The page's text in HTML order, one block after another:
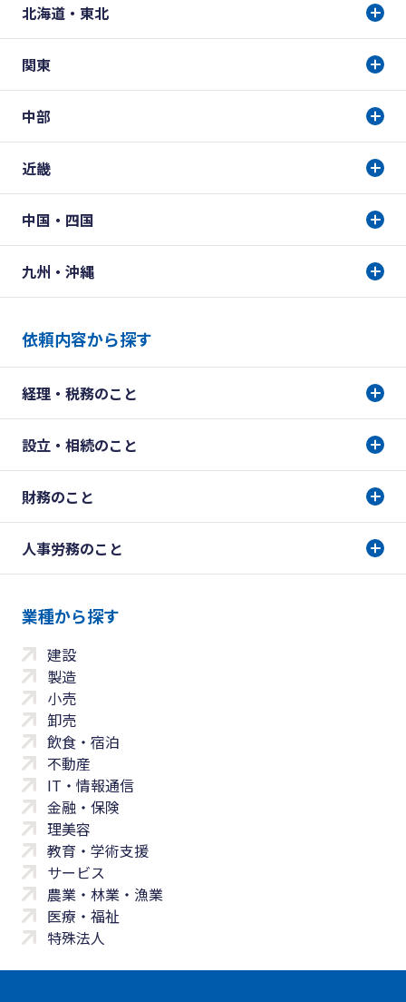
北海道・東北
関東
中部
近畿
中国・四国
九州・沖縄
依頼内容から探す
経理・税務のこと
設立・相続のこと
財務のこと
人事労務のこと
業種から探す
建設
製造
小売
卸売
飲食・宿泊
不動産
IT・情報通信
金融・保険
理美容
教育・学術支援
サービス
農業・林業・漁業
医療・福祉
特殊法人